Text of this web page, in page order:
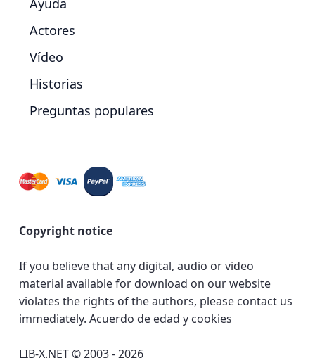
Ayuda
Actores
Vídeo
Historias
Preguntas populares
Copyright notice
If you believe that any digital, audio or video
material available for download on our website
violates the rights of the authors, please contact us
immediately. Acuerdo de edad y cookies
LIB-X.NET © 2003 - 2026